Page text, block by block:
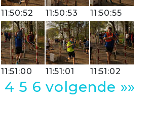
11:50:52 11:50:53 11:50:55
11:51:00 11:51:01 11:51:02
4 5 6 volgende »»